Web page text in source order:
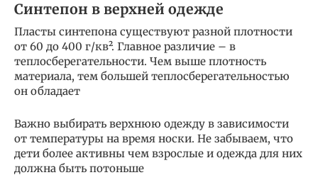
Синтепон в верхней одежде
Пласты синтепона существуют разной плотности
от 60 до 400 г/кв². Главное различие – в
теплосберегательности. Чем выше плотность
материала, тем большей теплосберегательностью
он обладает
Важно выбирать верхнюю одежду в зависимости
от температуры на время носки. Не забываем, что
дети более активны чем взрослые и одежда для них
должна быть потоньше